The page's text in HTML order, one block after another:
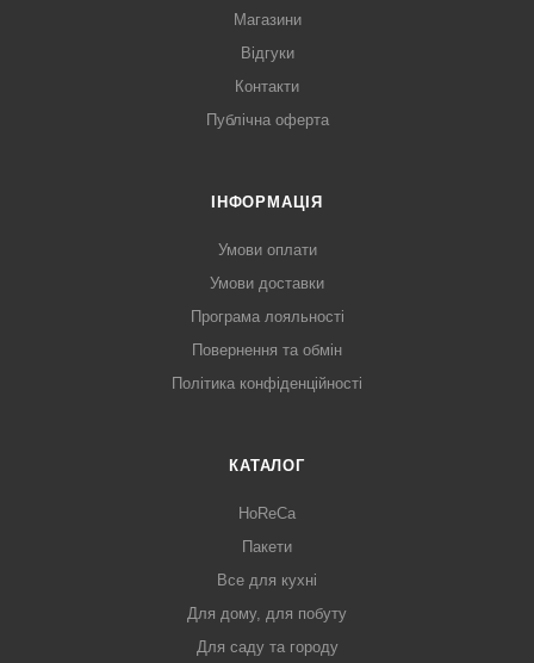
Магазини
Відгуки
Контакти
Публічна оферта
ІНФОРМАЦІЯ
Умови оплати
Умови доставки
Програма лояльності
Повернення та обмін
Політика конфіденційності
КАТАЛОГ
HoReCa
Пакети
Все для кухні
Для дому, для побуту
Для саду та городу